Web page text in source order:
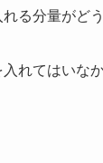
る分量がど
れてはいな